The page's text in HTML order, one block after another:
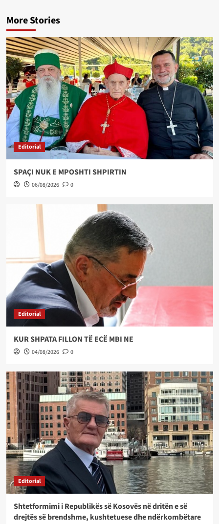
More Stories
Editorial
SPAÇI NUK E MPOSHTI SHPIRTIN
06/08/2026 0
Editorial
KUR SHPATA FILLON TË ECË MBI NE
04/08/2026 0
Editorial
Shtetformimi i Republikës së Kosovës në dritën e së
drejtës së brendshme, kushtetuese dhe ndërkombëtare